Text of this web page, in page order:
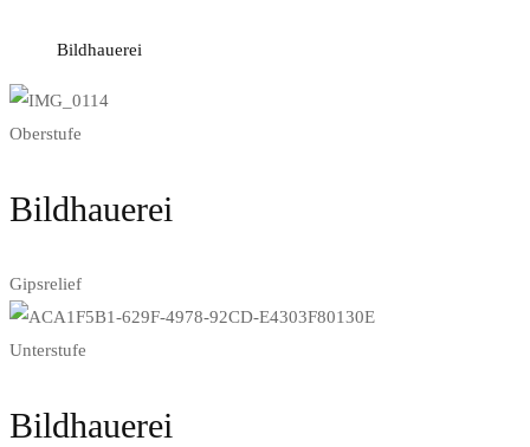
Bildhauerei
Oberstufe
Bildhauerei
Gipsrelief
Unterstufe
Bildhauerei